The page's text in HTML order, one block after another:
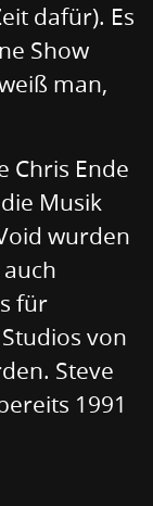
dafür). Es
Show
man,
Chris Ende
Musik
wurden
für
von
Steve
1991